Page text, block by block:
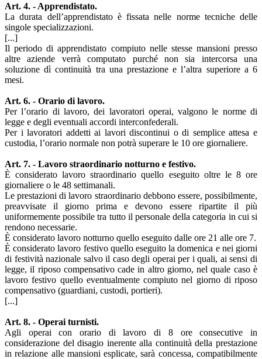
Art. 4. - Apprendistato.
La durata dell’apprendistato è fissata nelle norme tecniche delle
singole specializzazioni.
[...]
Il periodo di apprendistato compiuto nelle stesse mansioni presso
altre aziende verrà computato purché non sia intercorsa una
soluzione dì continuità tra una prestazione e l’altra superiore a 6
mesi.
Art. 6. - Orario di lavoro.
Per l’orario di lavoro, dei lavoratori operai, valgono le norme di
legge e degli eventuali accordi interconfederali.
Per i lavoratori addetti ai lavori discontinui o di semplice attesa e
custodia, l’orario normale non potrà superare le 10 ore giornaliere.
Art. 7. - Lavoro straordinario notturno e festivo.
È considerato lavoro straordinario quello eseguito oltre le 8 ore
giornaliere o le 48 settimanali.
Le prestazioni di lavoro straordinario debbono essere, possibilmente,
preavvisate il giorno prima e devono essere ripartite il più
uniformemente possibile tra tutto il personale della categoria in cui si
rendono necessarie.
È considerato lavoro notturno quello eseguito dalle ore 21 alle ore 7.
È considerato lavoro festivo quello eseguito la domenica e nei giorni
di festività nazionale salvo il caso degli operai per i quali, ai sensi di
legge, il riposo compensativo cade in altro giorno, nel quale caso è
lavoro festivo quello eventualmente compiuto nel giorno di riposo
compensativo (guardiani, custodi, portieri).
[...]
Art. 8. - Operai turnisti.
Agli operai con orario di lavoro di 8 ore consecutive in
considerazione del disagio inerente alla continuità della prestazione
in relazione alle mansioni esplicate, sarà concessa, compatibilmente